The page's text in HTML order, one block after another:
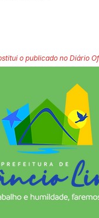
o publicado no Diário